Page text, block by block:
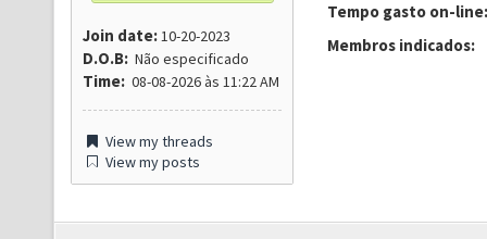
Join date:10-20-2023
D.O.B: Não especificado
Time: 08-08-2026 às 11:22 AM
View my threads
View my posts
Tempo gasto on-line:
Membros indicados: